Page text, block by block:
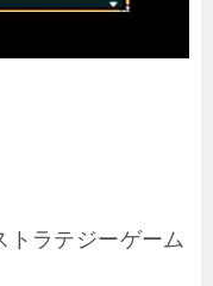
ラテジーゲーム